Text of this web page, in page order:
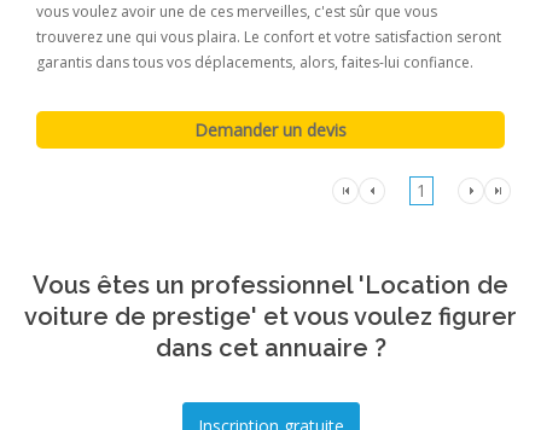
vous voulez avoir une de ces merveilles, c'est sûr que vous
trouverez une qui vous plaira. Le confort et votre satisfaction seront
garantis dans tous vos déplacements, alors, faites-lui confiance.
1
Vous êtes un professionnel 'Location de
voiture de prestige' et vous voulez figurer
dans cet annuaire ?